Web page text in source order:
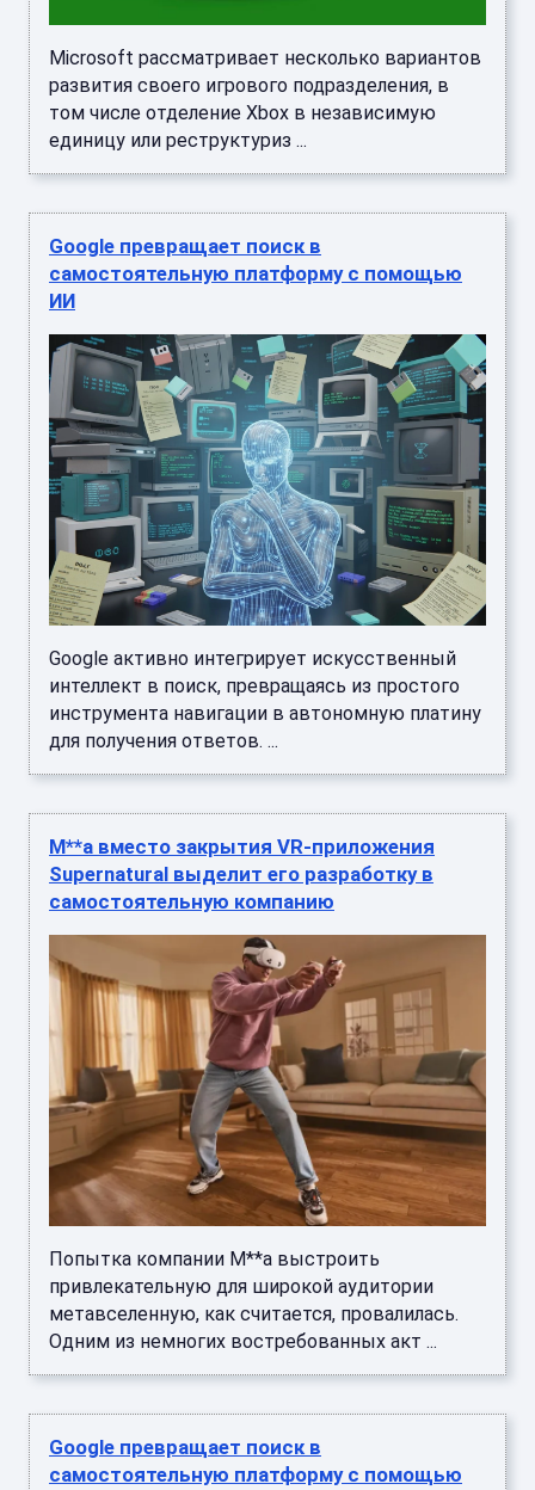
Microsoft рассматривает несколько вариантов
развития своего игрового подразделения, в
том числе отделение Xbox в независимую
единицу или реструктуриз ...
Google превращает поиск в
самостоятельную платформу с помощью
ИИ
Google активно интегрирует искусственный
интеллект в поиск, превращаясь из простого
инструмента навигации в автономную платину
для получения ответов. ...
M**a вместо закрытия VR-приложения
Supernatural выделит его разработку в
самостоятельную компанию
Попытка компании M**a выстроить
привлекательную для широкой аудитории
метавселенную, как считается, провалилась.
Одним из немногих востребованных акт ...
Google превращает поиск в
самостоятельную платформу с помощью